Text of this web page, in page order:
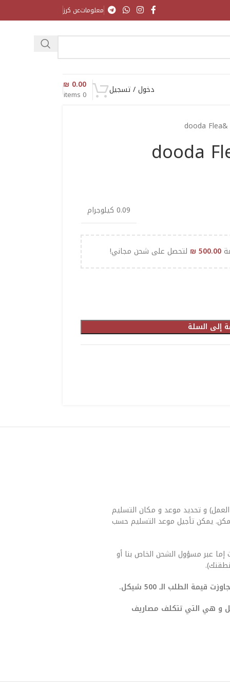
معلوماتعن كرز
دخول / تسجيل 0
items
₪ 0.00
dooda
dooda
0.09 كيلوجرام
₪500.00 لتحصل على شحن مجاني!
إلى السلة
و تحديد موعد و مكان التسليم
يمكن تأجيل موعد التسليم حسب
إما عبر مسؤول الشحن الخاص بنا أو
الطلب الـ 500 شيكل.
و هي التي تتكلف مصاريف